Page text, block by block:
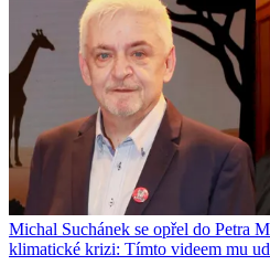
Michal Suchánek se opřel do Petra
klimatické krizi: Tímto videem mu